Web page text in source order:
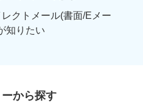
クトメール(書面/Eメー
知りたい
から探す